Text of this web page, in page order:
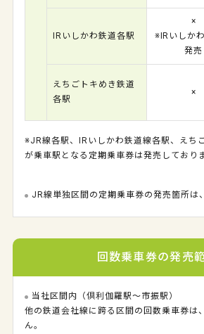
IRいしかわ鉄道各駅
×
※IRいしか
発売
えちごトキめき鉄道
各駅
×
※JR線各駅、IRいしかわ鉄道線各駅、えち
が乗車駅となる定期乗車券は発売しており
JR線単独区間の定期乗車券の発売箇所は
回数乗車券の発売
当社区間内（倶利伽羅駅～市振駅）
他の鉄道会社線に跨る区間の回数乗車券は
ん。